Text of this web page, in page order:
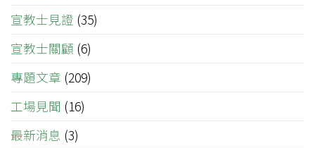
宣教士見證 (35)
宣教士關顧 (6)
專題文章 (209)
工場見聞 (16)
最新消息 (3)